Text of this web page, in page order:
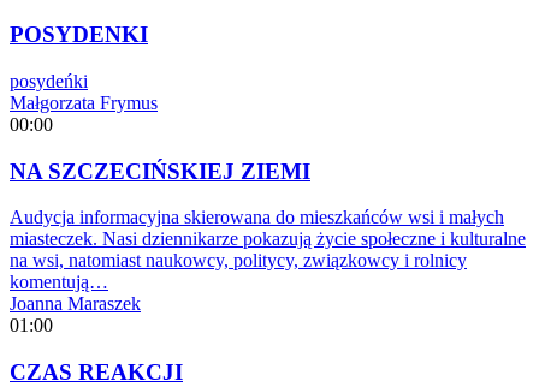
POSYDENKI
posydeńki
Małgorzata Frymus
00:00
NA SZCZECIŃSKIEJ ZIEMI
Audycja informacyjna skierowana do mieszkańców wsi i małych
miasteczek. Nasi dziennikarze pokazują życie społeczne i kulturalne
na wsi, natomiast naukowcy, politycy, związkowcy i rolnicy
komentują…
Joanna Maraszek
01:00
CZAS REAKCJI